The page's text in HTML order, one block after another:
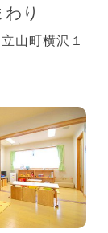
り
山町横沢１